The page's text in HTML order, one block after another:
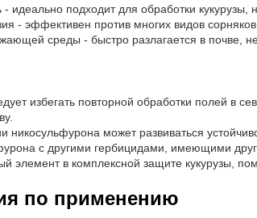
- идеально подходит для обработки кукурузы,
- эффективен против многих видов
среды - быстро разлагается в почве,
избегать повторной обработки полей в
никосульфурона может развиваться
с другими гербицидами, имеющими
элемент в комплексной защите кукурузы,
по применению